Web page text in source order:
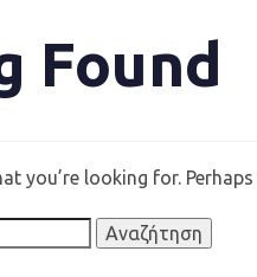
Found
you’re looking for.